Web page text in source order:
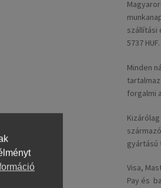
szállítási
5737 HUF.
Minden
forgalmi
gyártású
Visa,
Pay és